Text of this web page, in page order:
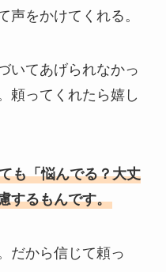
声をかけてくれる。
いてあげられなかっ
頼ってくれたら嬉し
も「悩んでる？大丈
するもんです。
だから信じて頼っ